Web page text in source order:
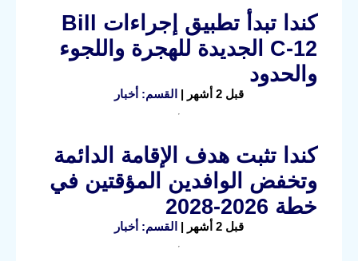
كندا تبدأ تطبيق إجراءات Bill
C-12 الجديدة للهجرة واللجوء
والحدود
قبل 2 أشهر | القسم: أخبار
كندا تثبت هدف الإقامة الدائمة
وتخفض الوافدين المؤقتين في
خطة 2026-2028
قبل 2 أشهر | القسم: أخبار